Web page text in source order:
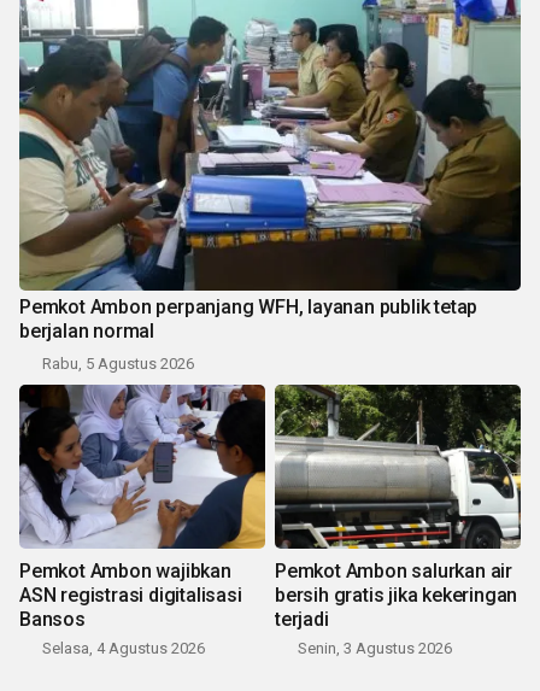
Pemkot Ambon perpanjang WFH, layanan publik tetap
berjalan normal
Rabu, 5 Agustus 2026
Pemkot Ambon wajibkan
ASN registrasi digitalisasi
Bansos
Selasa, 4 Agustus 2026
Pemkot Ambon salurkan air
bersih gratis jika kekeringan
terjadi
Senin, 3 Agustus 2026